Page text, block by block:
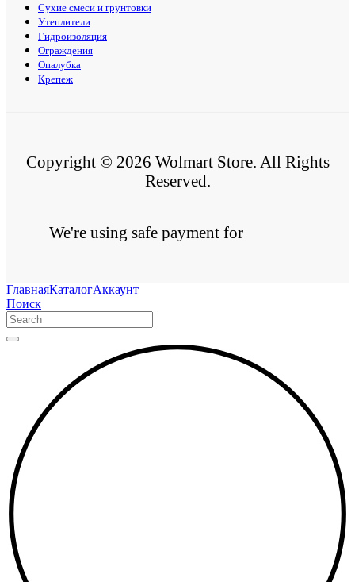
Сухие смеси и грунтовки
Утеплители
Гидроизоляция
Ограждения
Опалубка
Крепеж
Copyright © 2026 Wolmart Store. All Rights
Reserved.
We're using safe payment for
ГлавнаяКаталогАккаунт
Поиск